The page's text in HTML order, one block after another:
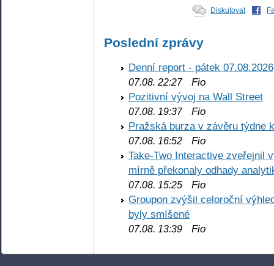
Diskutovat
Poslední zprávy
Denní report - pátek 07.08.2026
07.08. 22:27Fio
Pozitivní vývoj na Wall Street
07.08. 19:37Fio
Pražská burza v závěru týdne
07.08. 16:52 Fio
Take-Two Interactive zveřejnil
mírně překonaly odhady
07.08. 15:25 Fio
Groupon zvýšil celoroční
byly smíšené
07.08. 13:39 Fio